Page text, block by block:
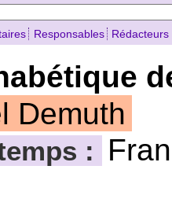
Responsables Rédacteurs
Demuth
: